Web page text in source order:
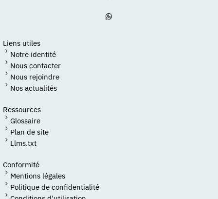
Liens utiles
Notre identité
Nous contacter
Nous rejoindre
Nos actualités
Ressources
Glossaire
Plan de site
Llms.txt
Conformité
Mentions légales
Politique de confidentialité